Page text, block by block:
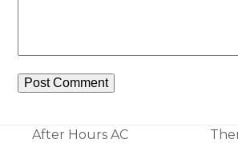
After Hours AC